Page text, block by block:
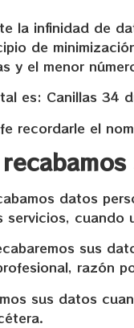
la infinidad de
de
y el menor
es: Canillas 34
recordarle el
datos
servicios,
sus
razón
sus datos